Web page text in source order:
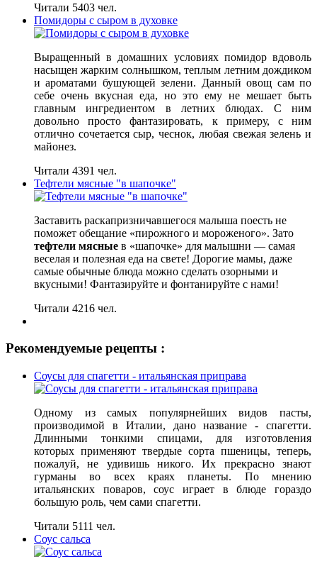
Читали 5403 чел.
Помидоры с сыром в духовке
Выращенный в домашних условиях помидор вдоволь
насыщен жарким солнышком, теплым летним дождиком
и ароматами бушующей зелени. Данный овощ сам по
себе очень вкусная еда, но это ему не мешает быть
главным ингредиентом в летних блюдах. С ним
довольно просто фантазировать, к примеру, с ним
отлично сочетается сыр, чеснок, любая свежая зелень и
майонез.
Читали 4391 чел.
Тефтели мясные "в шапочке"
Заставить раскапризничавшегося малыша поесть не
поможет обещание «пирожного и мороженого». Зато
тефтели мясные в «шапочке» для малышни — самая
веселая и полезная еда на свете! Дорогие мамы, даже
самые обычные блюда можно сделать озорными и
вкусными! Фантазируйте и фонтанируйте с нами!
Читали 4216 чел.
Рекомендуемые рецепты :
Соусы для спагетти - итальянская приправа
Одному из самых популярнейших видов пасты,
производимой в Италии, дано название - спагетти.
Длинными тонкими спицами, для изготовления
которых применяют твердые сорта пшеницы, теперь,
пожалуй, не удивишь никого. Их прекрасно знают
гурманы во всех краях планеты. По мнению
итальянских поваров, соус играет в блюде гораздо
большую роль, чем сами спагетти.
Читали 5111 чел.
Соус сальса